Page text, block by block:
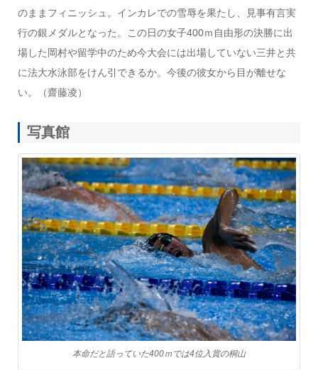
のままフィニッシュ。インカレでの雪辱を果たし、見事有言実
行の銀メダルとなった。この日の女子400ｍ自由形の決勝に出
場した岡村や留学中のため今大会には出場していない三井と共
に法大水泳部をけん引できるか。今後の彼女から目が離せな
い。（齋藤凌）
写真館
本命だと語っていた400ｍでは4位入賞の桐山